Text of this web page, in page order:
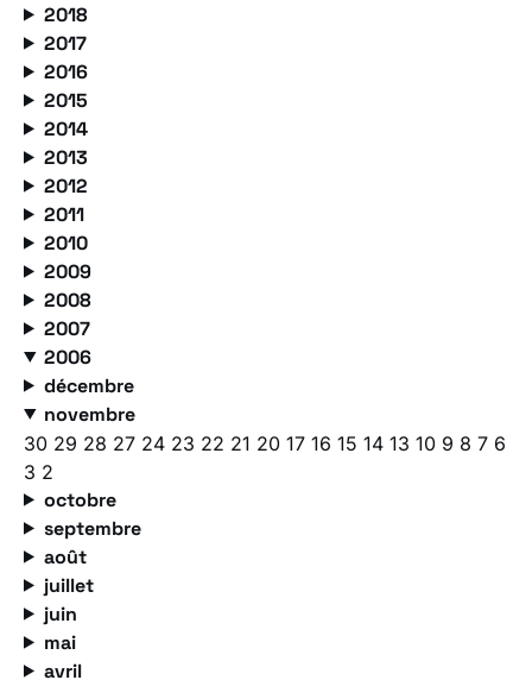
2018
2017
2016
2015
2014
2013
2012
2011
2010
2009
2008
2007
2006
décembre
novembre
30 29 28 27 24 23 22 21 20 17 16 15 14 13 10 9 8 7 6
3 2
octobre
septembre
août
juillet
juin
mai
avril